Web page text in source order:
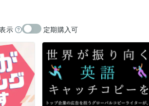
示 定期購入可